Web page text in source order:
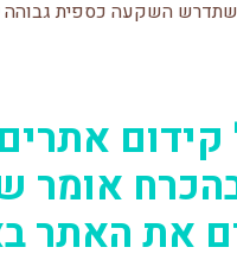
השקעה כספית גבוהה
אומר
את האתר